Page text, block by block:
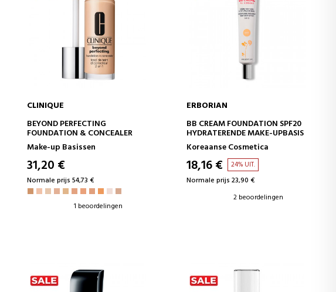
IN WINKELWAGEN
CLINIQUE
BEYOND PERFECTING
FOUNDATION & CONCEALER
Make-up Basissen
31,20 €
Normale prijs 54,73 €
1 beoordelingen
IN WINKELWAGEN
ERBORIAN
BB CREAM FOUNDATION SPF20
HYDRATERENDE MAKE-UPBASIS
Koreaanse Cosmetica
18,16 € 24% UIT.
Normale prijs 23,90 €
2 beoordelingen